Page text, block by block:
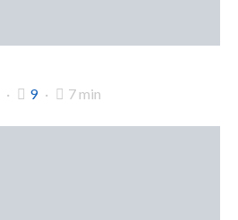
9 7 min